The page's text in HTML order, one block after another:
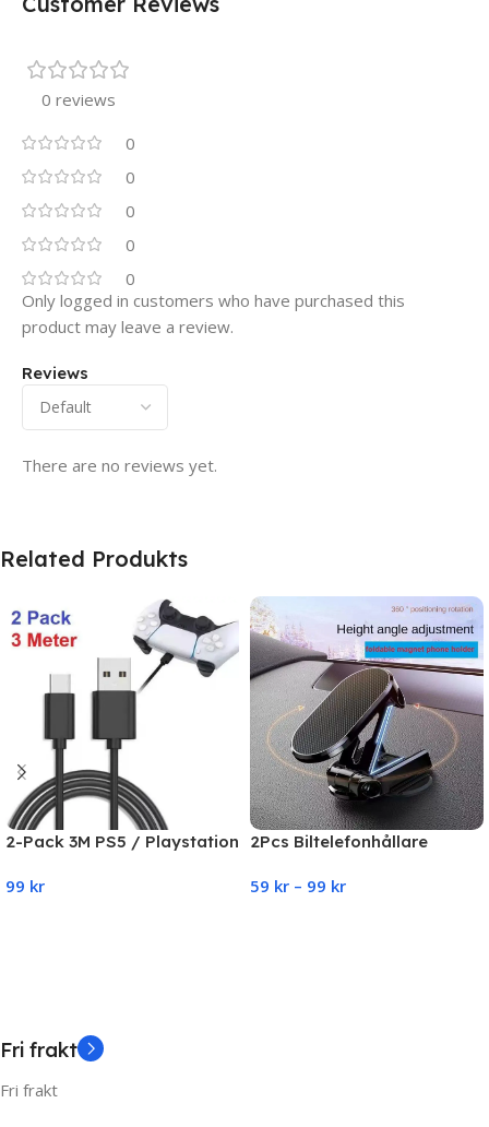
0 reviews
0
0
0
0
0
Reviews
There are no reviews yet.
Only logged in customers who have purchased this
product may leave a review.
Related Produkts
2-Pack 3M PS5 / Playstation
handkontroll
99 kr
2Pcs Biltelefonhållare
360° justerbar
59 kr – 99 kr
Fri frakt
Fri frakt